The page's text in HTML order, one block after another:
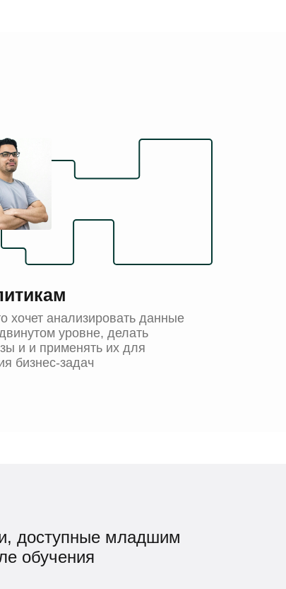
хочет анализировать данные
уровне, делать
и и применять их для
бизнес-задач
доступные младшим
обучения